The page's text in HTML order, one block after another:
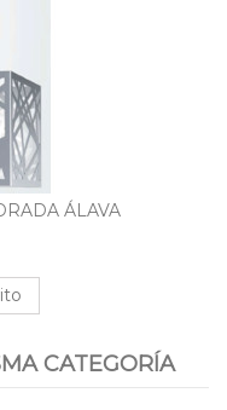
ÁLAVA
CATEGORÍA